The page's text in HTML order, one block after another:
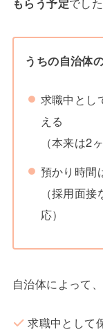
うちの自治体
求職中とし
える
（本来は2
預かり時間
（採用面
応）
自治体によって、
求職中として